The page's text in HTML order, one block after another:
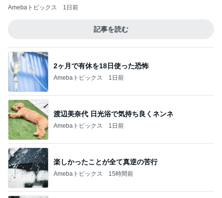
Amebaトピックス 1日前
記事を読む
2ヶ月で有休を18日使った恐怖
Amebaトピックス 1日前
渡辺美奈代 日光浴で気持ち良くネンネ
Amebaトピックス 1日前
楽しかったことが全て真逆の苦行
Amebaトピックス 15時間前